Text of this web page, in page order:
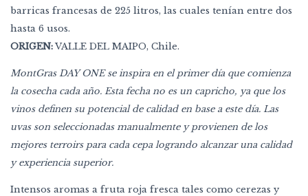
barricas francesas de 225 litros, las cuales tenían entre dos
hasta 6 usos.
ORIGEN:VALLE DEL MAIPO, Chile.
MontGras DAY ONE se inspira en el primer día que comienza
la cosecha cada año. Esta fecha no es un capricho, ya que los
vinos definen su potencial de calidad en base a este día. Las
uvas son seleccionadas manualmente y provienen de los
mejores terroirs para cada cepa logrando alcanzar una calidad
y experiencia superior.
Intensos aromas a fruta roja fresca tales como cerezas y